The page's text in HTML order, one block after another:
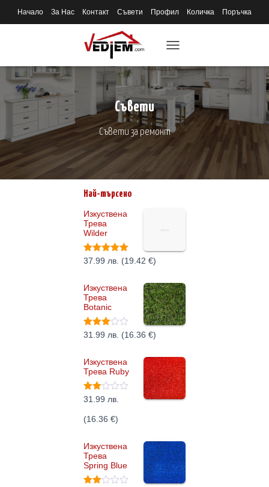
Начало За Нас Контакт Съвети Профил Количка Поръчка
NAVIGATION
Съвети
Съвети за ремонт
Най-търсено
Изкуствена
Трева
Wilder
Оценено с
37.99 лв. (19.42 €)
Изкуствена
Трева
Botanic
Оценен
31.99 лв. (16.36 €)
Изкуствена
Трева Ruby
Оцене
2.67
от 5
31.99 лв.
(16.36 €)
Изкуствена
Трева
Spring Blue